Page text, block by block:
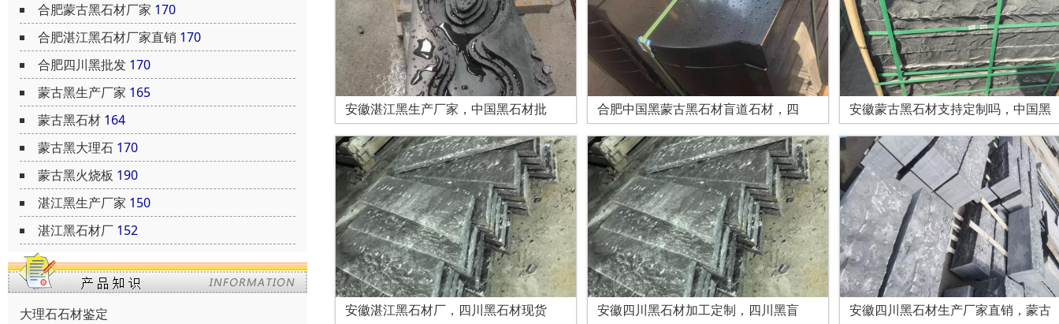
合肥蒙古黑石材厂家 170
合肥湛江黑石材厂家直销 170
合肥四川黑批发 170
蒙古黑生产厂家 165
蒙古黑石材 164
蒙古黑大理石 170
蒙古黑火烧板 190
湛江黑生产厂家 150
湛江黑石材厂 152
大理石石材鉴定
安徽湛江黑生产厂家，中国黑石材批 合肥中国黑蒙古黑石材盲道石材，四 安徽蒙古黑石材支持定制吗，中国黑
安徽湛江黑石材厂，四川黑石材现货 安徽四川黑石材加工定制，四川黑盲 安徽四川黑石材生产厂家直销，蒙古